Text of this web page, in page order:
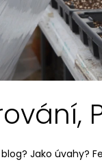
Jako úvahy?